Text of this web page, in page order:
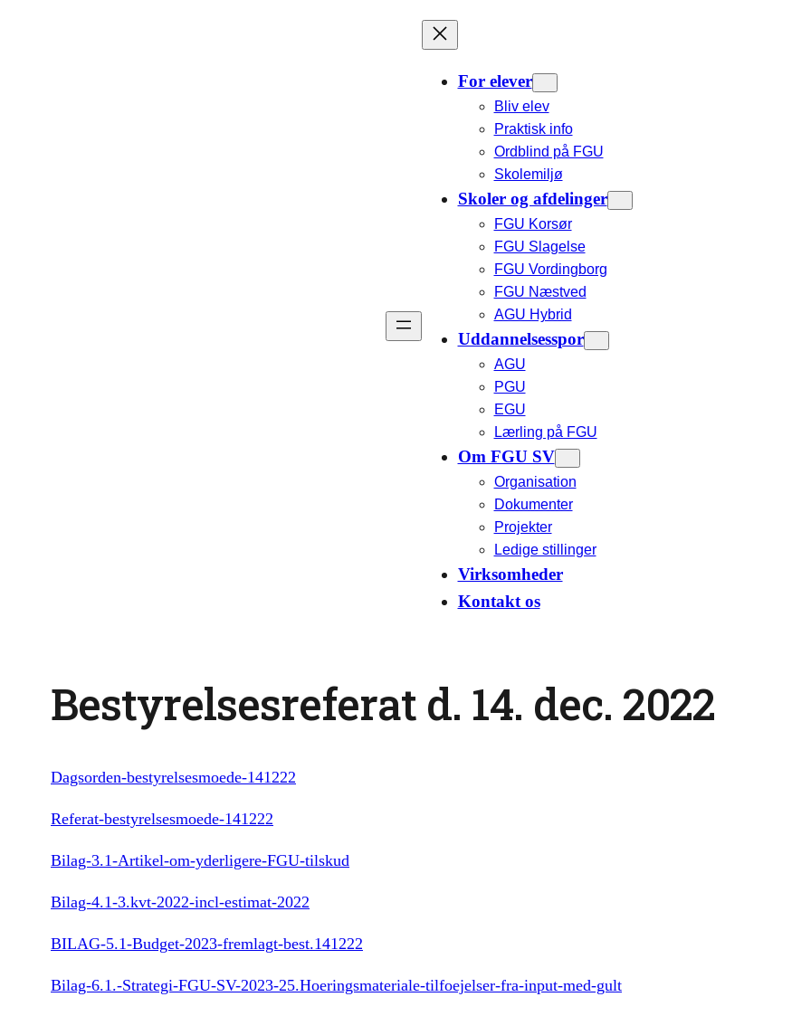
For elever
Bliv elev
Praktisk info
Ordblind på FGU
Skolemiljø
Skoler og afdelinger
FGU Korsør
FGU Slagelse
FGU Vordingborg
FGU Næstved
AGU Hybrid
Uddannelsesspor
AGU
PGU
EGU
Lærling på FGU
Om FGU SV
Organisation
Dokumenter
Projekter
Ledige stillinger
Virksomheder
Kontakt os
Bestyrelsesreferat d. 14. dec. 2022
Dagsorden-bestyrelsesmoede-141222
Referat-bestyrelsesmoede-141222
Bilag-3.1-Artikel-om-yderligere-FGU-tilskud
Bilag-4.1-3.kvt-2022-incl-estimat-2022
BILAG-5.1-Budget-2023-fremlagt-best.141222
Bilag-6.1.-Strategi-FGU-SV-2023-25.Hoeringsmateriale-tilfoejelser-fra-input-med-gult